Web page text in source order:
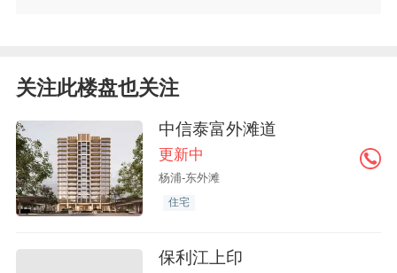
关注此楼盘也关注
中信泰富外滩道
更新中
杨浦-东外滩
住宅
保利江上印